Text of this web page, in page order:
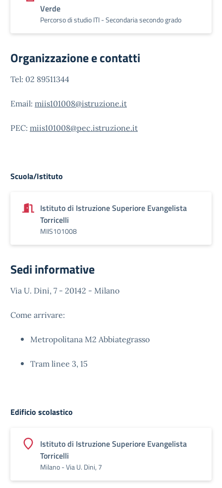
Verde
Percorso di studio ITI - Secondaria secondo grado
Organizzazione e contatti
Tel: 02 89511344
Email: miis101008@istruzione.it
PEC: miis101008@pec.istruzione.it
Scuola/Istituto
Istituto di Istruzione Superiore Evangelista
Torricelli
MIIS101008
Sedi informative
Via U. Dini, 7 - 20142 - Milano
Come arrivare:
Metropolitana M2 Abbiategrasso
Tram linee 3, 15
Edificio scolastico
Istituto di Istruzione Superiore Evangelista
Torricelli
Milano - Via U. Dini, 7